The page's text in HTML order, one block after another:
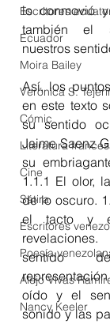
Escritores
Ecuador
Moira Bailey
Verónica S.
Cómic
Literatura
Cine
Sátira
Escritores
Poesía
Alejo Vivas
Nancy Keeler
lo conmovió
también el
nuestros
Así, los
en este texto
su sentido
Jaime Saenz
su
1.1.1 El olor,
de lo oscuro.
el tacto y
sentido
oído y el
sonido y las